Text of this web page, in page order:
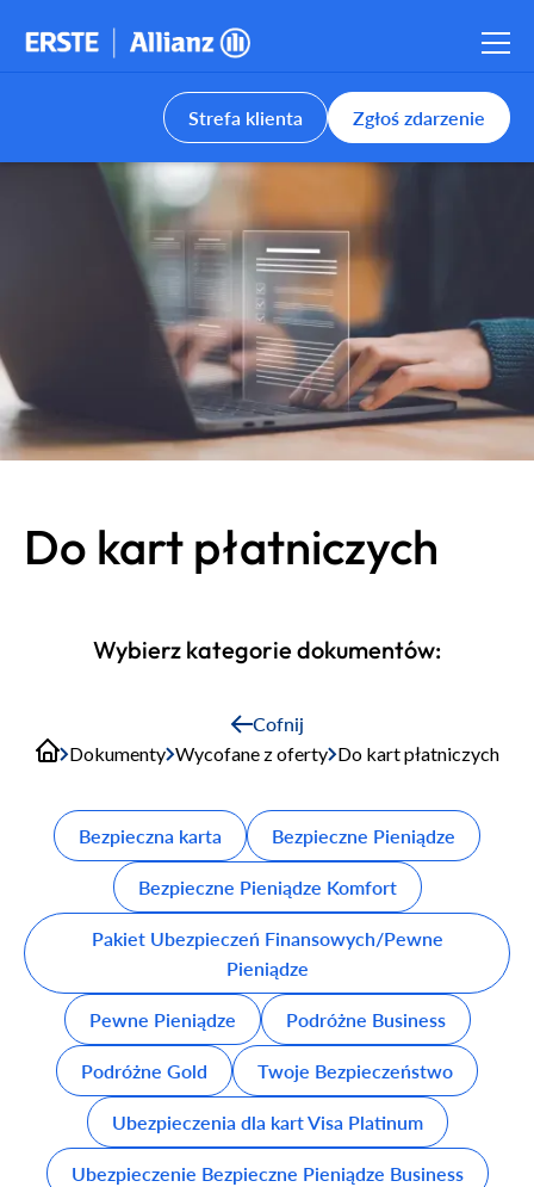
Strefa klienta Zgłoś zdarzenie
Do kart płatniczych
Wybierz kategorie dokumentów:
Dokumenty Wycofane z oferty Do kart płatniczych
Cofnij
Bezpieczna karta Bezpieczne Pieniądze
Bezpieczne Pieniądze Komfort
Pakiet Ubezpieczeń Finansowych/Pewne
Pieniądze
Pewne Pieniądze Podróżne Business
Podróżne Gold Twoje Bezpieczeństwo
Ubezpieczenia dla kart Visa Platinum
Ubezpieczenie Bezpieczne Pieniądze Business